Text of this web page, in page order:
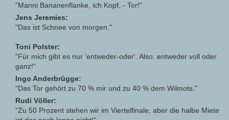
"Manni Bananenflanke, ich Kopf, - Tor!"
Jens Jeremies:
"Das ist Schnee von morgen."
Toni Polster:
"Für mich gibt es nur 'entweder-oder'. Also: entweder voll oder
ganz!"
Ingo Anderbrügge:
"Das Tor gehört zu 70 % mir und zu 40 % dem Wilmots."
Rudi Völler:
"Zu 50 Prozent stehen wir im Viertelfinale, aber die halbe Miete